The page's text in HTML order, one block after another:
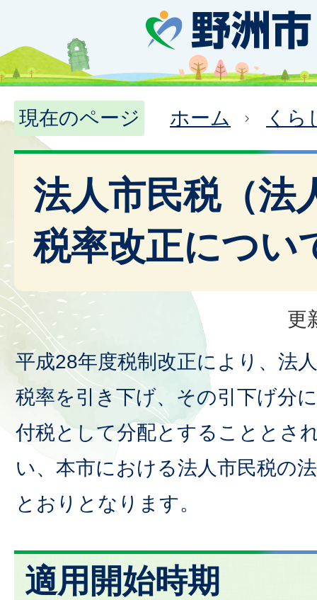
現在のページ ホーム くら
法人市民税（法
税率改正につい
更
平成28年度税制改正により、法
税率を引き下げ、その引下げ分
付税として分配とすることとさ
い、本市における法人市民税の
とおりとなります。
適用開始時期